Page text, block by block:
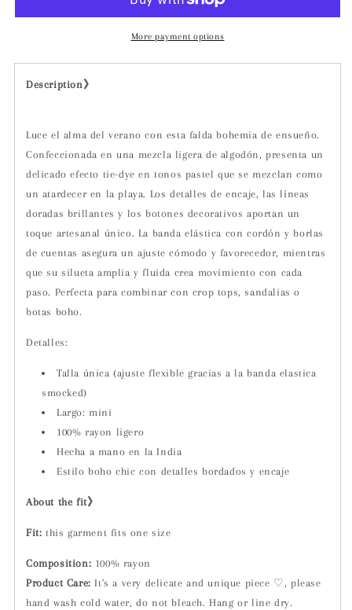
More payment options
Description》
Luce el alma del verano con esta falda bohemia de ensueño.
Confeccionada en una mezcla ligera de algodón, presenta un
delicado efecto tie-dye en tonos pastel que se mezclan como
un atardecer en la playa. Los detalles de encaje, las líneas
doradas brillantes y los botones decorativos aportan un
toque artesanal único. La banda elástica con cordón y borlas
de cuentas asegura un ajuste cómodo y favorecedor, mientras
que su silueta amplia y fluida crea movimiento con cada
paso. Perfecta para combinar con crop tops, sandalias o
botas boho.
Detalles:
Talla única (ajuste flexible gracias a la banda elastica
smocked)
Largo: mini
100% rayon ligero
Hecha a mano en la India
Estilo boho chic con detalles bordados y encaje
About the fit》
Fit: this garment fits one size
Composition: 100% rayon
Product Care: It's a very delicate and unique piece ♡, please
hand wash cold water, do not bleach. Hang or line dry.